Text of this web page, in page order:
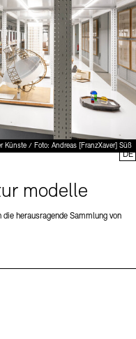
Künste / Foto: Andreas [FranzXaver] Süß
modelle
herausragende Sammlung von
DE